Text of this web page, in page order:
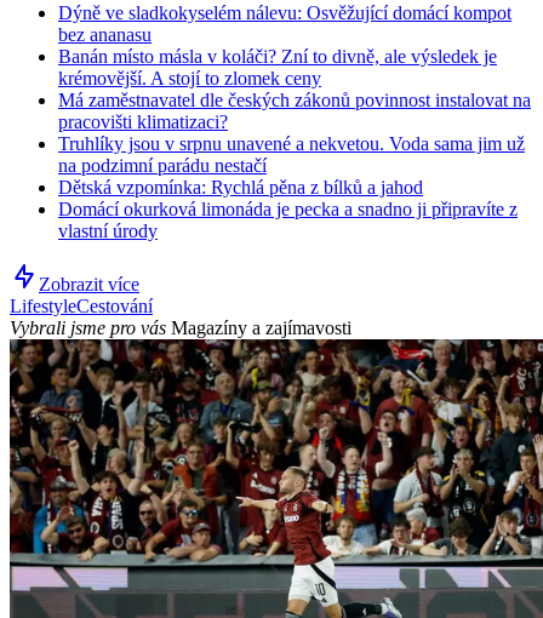
Dýně ve sladkokyselém nálevu: Osvěžující domácí kompot
bez ananasu
Banán místo másla v koláči? Zní to divně, ale výsledek je
krémovější. A stojí to zlomek ceny
Má zaměstnavatel dle českých zákonů povinnost instalovat na
pracovišti klimatizaci?
Truhlíky jsou v srpnu unavené a nekvetou. Voda sama jim už
na podzimní parádu nestačí
Dětská vzpomínka: Rychlá pěna z bílků a jahod
Domácí okurková limonáda je pecka a snadno ji připravíte z
vlastní úrody
Zobrazit více
LifestyleCestování
Vybrali jsme pro vás Magazíny a zajímavosti